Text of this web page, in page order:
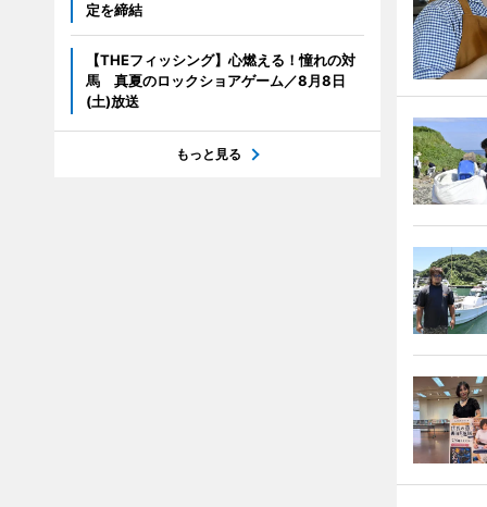
定を締結
【THEフィッシング】心燃える！憧れの対
馬 真夏のロックショアゲーム／8月8日
(土)放送
もっと見る